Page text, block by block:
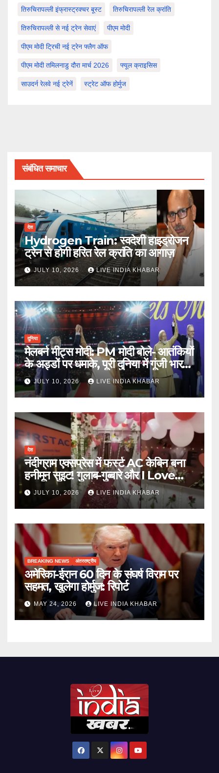
तिरुचिरापल्ली इंफ्रास्ट्रक्चर बूस्ट तिरुचिरापल्ली रेल क्रांति
तिरुचिरापल्ली से नई ट्रेन सेवाएं पीएम मोदी
पीएम मोदी ट्रिची नई ट्रेन फ्लैग ऑफ
पीएम मोदी तमिलनाडु दौरा मार्च 2026 फ्यूल क्राइसिस
साउदर्न रेलवे नई ट्रेनें स्ट्रेट ऑफ होर्मुज
संबंधित समाचार
देश
Hydrogen Train: स्वदेशी हाइड्रोजन
ट्रेन से होगी हरित रेल क्रांति का आगाज़
JULY 10, 2026 LIVE INDIA KHABAR
दुनिया
मेलबर्न मीट्स मोदी: PM मोदी बोले- आतंकियों
के अड्डों पर धमाके, पूरी दुनिया में गूंजी भारत
की ताकत
JULY 10, 2026 LIVE INDIA KHABAR
देश
नंदीग्राम एक्सप्रेस में फर्स्ट AC केबिन बना
हनीमून सुइट! गुलाब-गुब्बारे और I Love
You, TTE सस्पेंड
JULY 10, 2026 LIVE INDIA KHABAR
BREAKING NEWS अंतरराष्ट्रीय
अमेरिका-ईरान 60 दिन के संघर्ष विराम पर
सहमत, खुलेगा होर्मुज: रिपोर्ट
MAY 24, 2026 LIVE INDIA KHABAR